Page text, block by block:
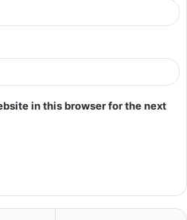
in this browser for the next